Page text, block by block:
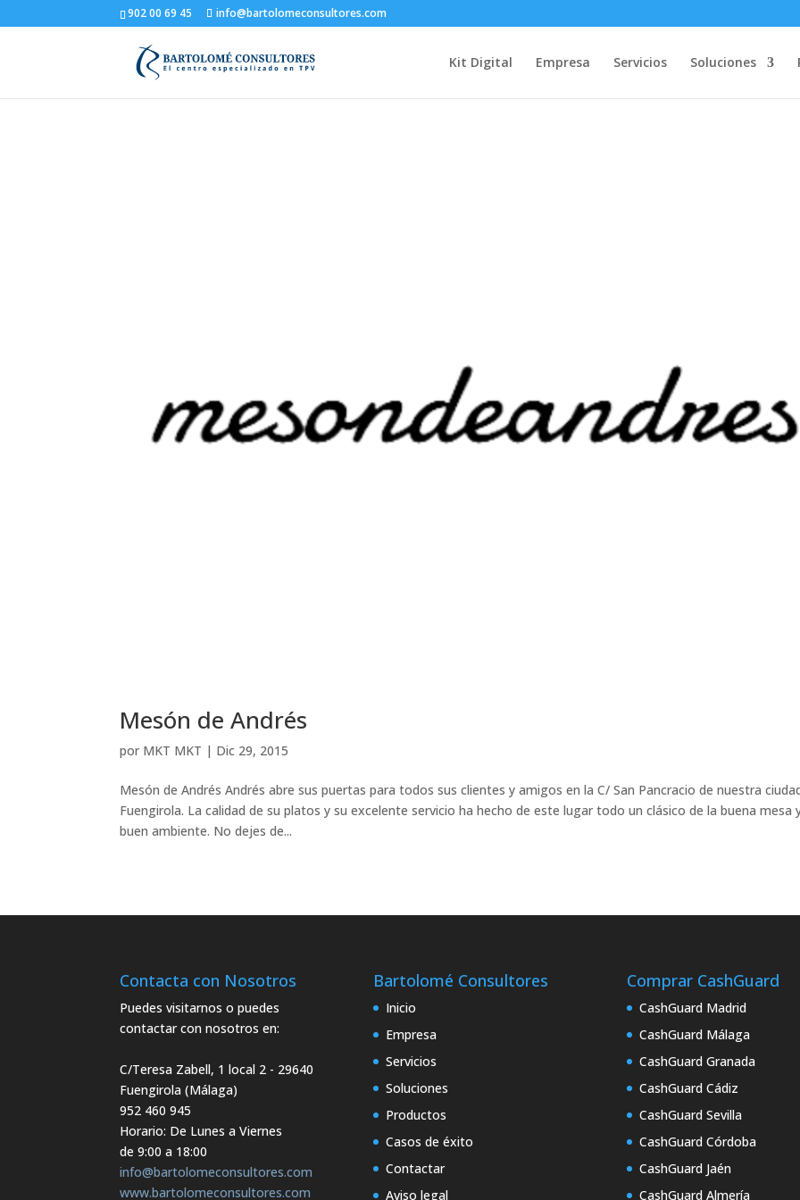
902 00 69 45 info@bartolomeconsultores.com
Kit Digital Empresa Servicios Soluciones
Mesón de Andrés
por MKT MKT | Dic 29, 2015
Mesón de Andrés Andrés abre sus puertas para todos sus clientes y amigos en la C/ San Pancracio de nuestra
Fuengirola. La calidad de su platos y su excelente servicio ha hecho de este lugar todo un clásico de la buena mesa
buen ambiente. No dejes de...
Contacta con Nosotros
Puedes visitarnos o puedes
contactar con nosotros en:
C/Teresa Zabell, 1 local 2 - 29640
Fuengirola (Málaga)
952 460 945
Horario: De Lunes a Viernes
de 9:00 a 18:00
info@bartolomeconsultores.com
www.bartolomeconsultores.com
Bartolomé Consultores
Inicio
Empresa
Servicios
Soluciones
Productos
Casos de éxito
Contactar
Aviso legal
Comprar CashGuard
CashGuard Madrid
CashGuard Málaga
CashGuard Granada
CashGuard Cádiz
CashGuard Sevilla
CashGuard Córdoba
CashGuard Jaén
CashGuard Almería